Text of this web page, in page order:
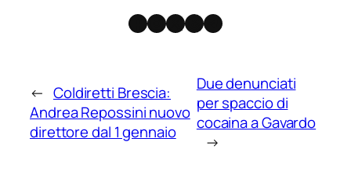
Facebook
Instagram
X Threads
Telegram
← Coldiretti Brescia:
Andrea Repossini nuovo
direttore dal 1 gennaio
Due denunciati
per spaccio di
cocaina a Gavardo
→